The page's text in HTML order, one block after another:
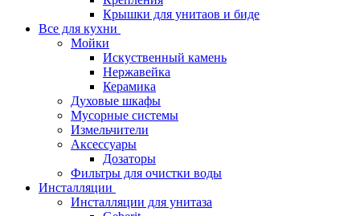
Крышки для унитаов и биде
Все для кухни
Мойки
Искуственный камень
Нержавейка
Керамика
Духовые шкафы
Мусорные системы
Измельчители
Аксессуары
Дозаторы
Фильтры для очистки воды
Инсталляции
Инсталляции для унитаза